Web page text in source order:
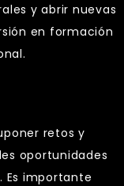
y abrir nuevas
en formación
retos y
oportunidades
Es importante